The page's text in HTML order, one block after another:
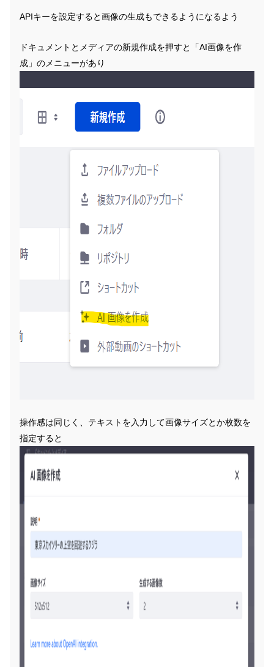
APIキーを設定すると画像の生成もできるようになるよう
ドキュメントとメディアの新規作成を押すと「AI画像を作
成」のメニューがあり
操作感は同じく、テキストを入力して画像サイズとか枚数を
指定すると